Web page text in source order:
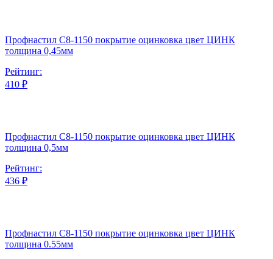
Профнастил С8-1150 покрытие оцинковка цвет ЦИНК
толщина 0,45мм
Рейтинг:
410 ₽
Профнастил С8-1150 покрытие оцинковка цвет ЦИНК
толщина 0,5мм
Рейтинг:
436 ₽
Профнастил С8-1150 покрытие оцинковка цвет ЦИНК
толщина 0.55мм